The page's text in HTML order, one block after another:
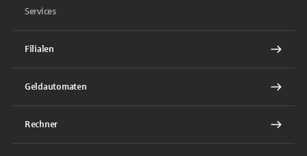
Services
Filialen
Geldautomaten
Rechner